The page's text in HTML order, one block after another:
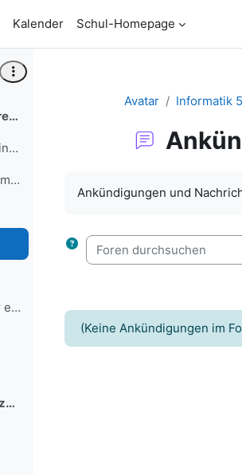
Kalender Schul-Homepage
Informatik 5.1 Wir präsentieren uns als Avatare und nutzen ein Informatiksystem
Information für Lehrkräfte: Einstieg
https://402001.logineonrw-lms.de/draftfile.p...
Wie können wir einen Avatar erstellen und uns dam...
Hardware, Software,Vernetzung
Avatar Informatik
Ankündigungen und
Foren durchsuchen
(Keine Ankündigungen im